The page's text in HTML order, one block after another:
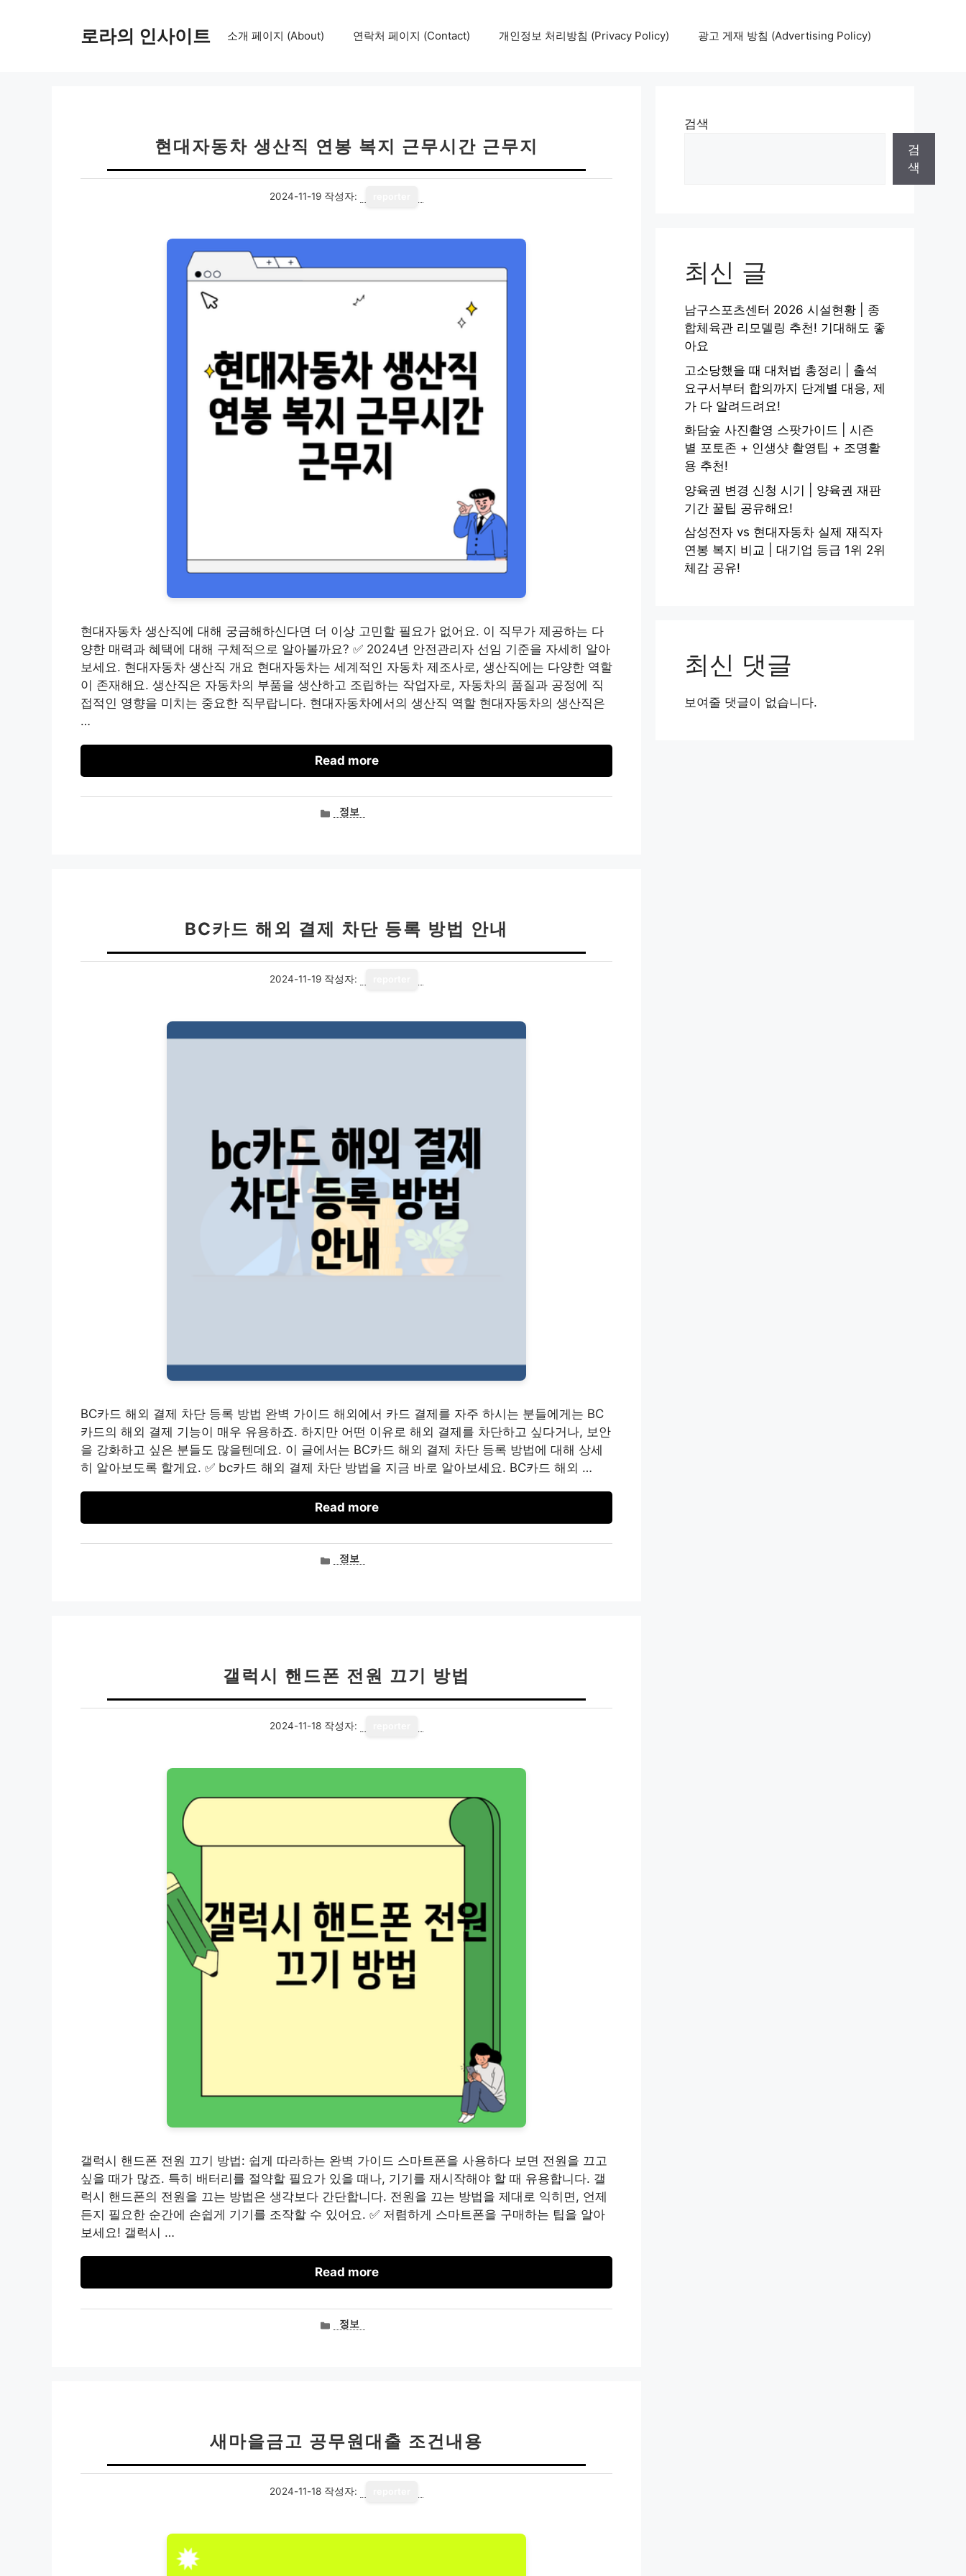
로라의 인사이트 소개 페이지 (About) 연락처 페이지 (Contact) 개인정보 처리방침 (Privacy Policy) 광고 게재 방침 (Advertising Policy)
현대자동차 생산직 연봉 복지 근무시간 근무지
2024-11-19 작성자:
현대자동차 생산직에 대해 궁금해하신다면 더 이상 고민할 필요가 없어요. 이 직무가 제공하는 다
양한 매력과 혜택에 대해 구체적으로 알아볼까요? ✅ 2024년 안전관리자 선임 기준을 자세히 알아
보세요. 현대자동차 생산직 개요 현대자동차는 세계적인 자동차 제조사로, 생산직에는 다양한 역할
이 존재해요. 생산직은 자동차의 부품을 생산하고 조립하는 작업자로, 자동차의 품질과 공정에 직
접적인 영향을 미치는 중요한 직무랍니다. 현대자동차에서의 생산직 역할 현대자동차의 생산직은
…
Read more
카정보
BC카드 해외 결제 차단 등록 방법 안내
2024-11-19 작성자:
BC카드 해외 결제 차단 등록 방법 완벽 가이드 해외에서 카드 결제를 자주 하시는 분들에게는 BC
카드의 해외 결제 기능이 매우 유용하죠. 하지만 어떤 이유로 해외 결제를 차단하고 싶다거나, 보안
을 강화하고 싶은 분들도 많을텐데요. 이 글에서는 BC카드 해외 결제 차단 등록 방법에 대해 상세
히 알아보도록 할게요. ✅ bc카드 해외 결제 차단 방법을 지금 바로 알아보세요. BC카드 해외 …
Read more
카정보
갤럭시 핸드폰 전원 끄기 방법
2024-11-18 작성자:
갤럭시 핸드폰 전원 끄기 방법: 쉽게 따라하는 완벽 가이드 스마트폰을 사용하다 보면 전원을 끄고
싶을 때가 많죠. 특히 배터리를 절약할 필요가 있을 때나, 기기를 재시작해야 할 때 유용합니다. 갤
럭시 핸드폰의 전원을 끄는 방법은 생각보다 간단합니다. 전원을 끄는 방법을 제대로 익히면, 언제
든지 필요한 순간에 손쉽게 기기를 조작할 수 있어요. ✅ 저렴하게 스마트폰을 구매하는 팁을 알아
보세요! 갤럭시 …
Read more
카정보
새마을금고 공무원대출 조건내용
2024-11-18 작성자:
검색
검
색
최신 글
남구스포츠센터 2026 시설현황 | 종
합체육관 리모델링 추천! 기대해도 좋
아요
고소당했을 때 대처법 총정리 | 출석
요구서부터 합의까지 단계별 대응, 제
가 다 알려드려요!
화담숲 사진촬영 스팟가이드 | 시즌
별 포토존 + 인생샷 촬영팁 + 조명활
용 추천!
양육권 변경 신청 시기 | 양육권 재판
기간 꿀팁 공유해요!
삼성전자 vs 현대자동차 실제 재직자
연봉 복지 비교 | 대기업 등급 1위 2위
체감 공유!
최신 댓글
보여줄 댓글이 없습니다.